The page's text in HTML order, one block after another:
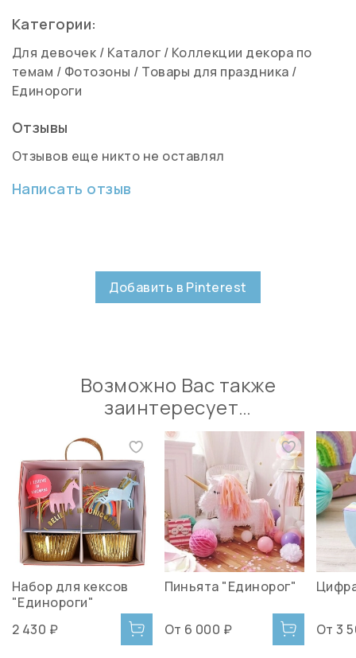
Категории:
Для девочек / Каталог / Коллекции декора по
темам / Фотозоны / Товары для праздника /
Единороги
Отзывы
Отзывов еще никто не оставлял
Написать отзыв
Добавить в Pinterest
Возможно Вас также
заинтересует…
Набор для кексов
"Единороги"
2 430 ₽
Пиньята "Единорог"
От 6 000 ₽ От 3